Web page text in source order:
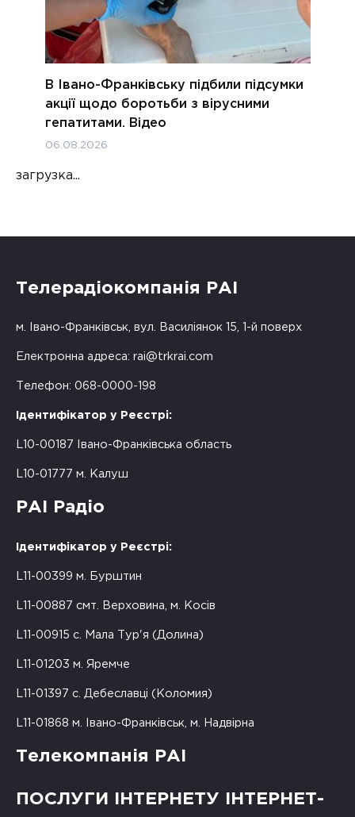
В Івано-Франківську підбили підсумки
акції щодо боротьби з вірусними
гепатитами. Відео
06.08.2026
загрузка...
Телерадіокомпанія РАІ
м. Івано-Франківськ, вул. Василіянок 15, 1-й поверх
Електронна адреса: rai@trkrai.com
Телефон: 068-0000-198
Ідентифікатор у Реєстрі:
L10-00187 Івано-Франківська область
L10-01777 м. Калуш
РАІ Радіо
Ідентифікатор у Реєстрі:
L11-00399 м. Бурштин
L11-00887 смт. Верховина, м. Косів
L11-00915 с. Мала Тур'я (Долина)
L11-01203 м. Яремче
L11-01397 с. Дебеславці (Коломия)
L11-01868 м. Івано-Франківськ, м. Надвірна
Телекомпанія РАІ
ПОСЛУГИ ІНТЕРНЕТУ ІНТЕРНЕТ-